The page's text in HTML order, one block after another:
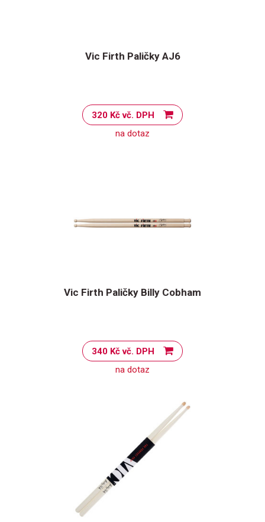
Vic Firth Paličky AJ6
320 Kč vč. DPH
na dotaz
Vic Firth Paličky Billy Cobham
340 Kč vč. DPH
na dotaz